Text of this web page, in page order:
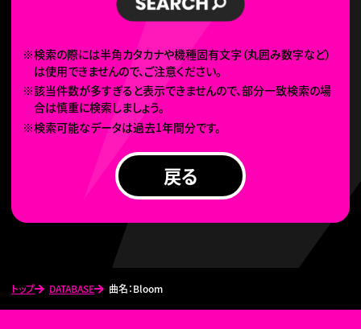
トップ DATABASE 曲名：Bloom
※検索の際には半角カタカナや機種固有文字（丸囲み数字など）
は使用できませんので、ご注意ください。
※該当件数が多すぎると表示できませんので、部分一致検索の場
合は慎重に検索しましょう。
※検索可能なデータは過去1年間分です。
戻る